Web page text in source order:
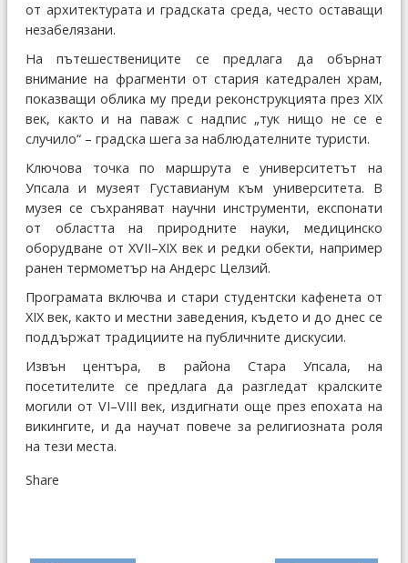
от архитектурата и градската среда, често оставащи
незабелязани.
На пътешествениците се предлага да обърнат
внимание на фрагменти от стария катедрален храм,
показващи облика му преди реконструкцията през XIX
век, както и на паваж с надпис „тук нищо не се е
случило“ – градска шега за наблюдателните туристи.
Ключова точка по маршрута е университетът на
Упсала и музеят Густавианум към университета. В
музея се съхраняват научни инструменти, експонати
от областта на природните науки, медицинско
оборудване от XVII–XIX век и редки обекти, например
ранен термометър на Андерс Целзий.
Програмата включва и стари студентски кафенета от
XIX век, както и местни заведения, където и до днес се
поддържат традициите на публичните дискусии.
Извън центъра, в района Стара Упсала, на
посетителите се предлага да разгледат кралските
могили от VI–VIII век, издигнати още през епохата на
викингите, и да научат повече за религиозната роля
на тези места.
Share